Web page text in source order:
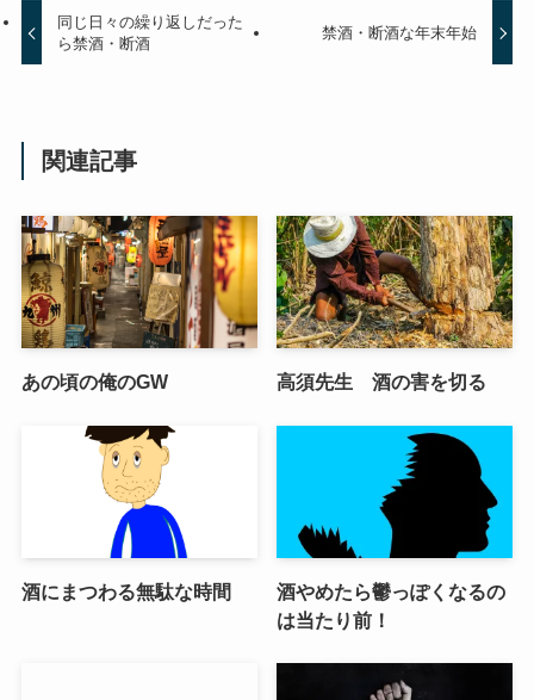
同じ日々の繰り返しだった
ら禁酒・断酒
禁酒・断酒な年末年始
関連記事
あの頃の俺のGW 高須先生 酒の害を切る
酒にまつわる無駄な時間
酒やめたら鬱っぽくなるの
は当たり前！